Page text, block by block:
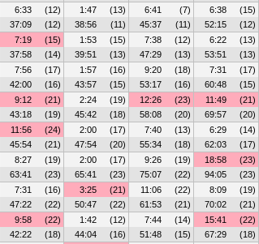
6:33 (12) 1:47 (13) 6:41 (7) 6:38 (15)
37:09 (12) 38:56 (11) 45:37 (11) 52:15 (12)
7:19 (15) 1:53 (15) 7:38 (12) 6:22 (13)
37:58 (14) 39:51 (13) 47:29 (13) 53:51 (13)
7:56 (17) 1:57 (16) 9:20 (18) 7:31 (17)
42:00 (16) 43:57 (15) 53:17 (16) 60:48 (15)
9:12 (21) 2:24 (19) 12:26 (23) 11:49 (21)
43:18 (19) 45:42 (18) 58:08 (20) 69:57 (20)
11:56 (24) 2:00 (17) 7:40 (13) 6:29 (14)
45:54 (21) 47:54 (20) 55:34 (18) 62:03 (17)
8:27 (19) 2:00 (17) 9:26 (19) 18:58 (23)
63:41 (23) 65:41 (23) 75:07 (22) 94:05 (23)
7:31 (16) 3:25 (21) 11:06 (22) 8:09 (19)
47:22 (22) 50:47 (22) 61:53 (21) 70:02 (21)
9:58 (22) 1:42 (12) 7:44 (14) 15:41 (22)
42:22 (18) 44:04 (16) 51:48 (15) 67:29 (18)